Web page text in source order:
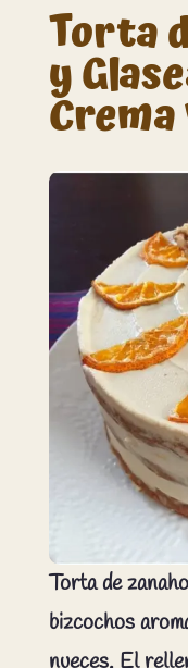
Torta
y
Torta de
bizcochos
nueces. El